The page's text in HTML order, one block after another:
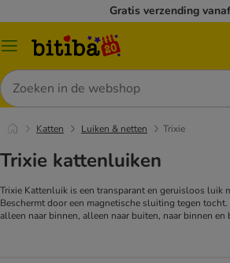
Gratis verzending
Catalogusmenu
Zoeken
Katten Luiken & netten Trixie
Trixie kattenluiken
Trixie Kattenluik is een transparant en geruisloos luik
Beschermt door een magnetische sluiting tegen
alleen naar binnen, alleen naar buiten, naar binnen